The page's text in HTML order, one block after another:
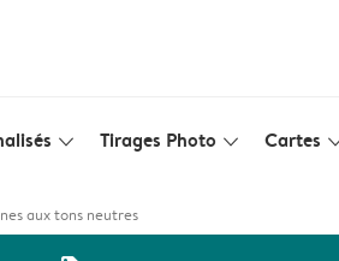
slim_arrow_down Tirages Photo slim_arrow_down Cartes
aux tons neutres